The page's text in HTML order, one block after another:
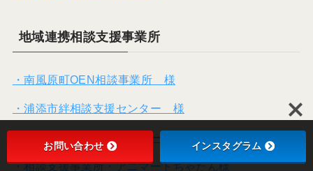
地域連携相談支援事業所
・南風原町OEN相談事業所 様
・浦添市絆相談支援センター 様
・浦添市地域サポートステーション琉球
・相談支援事業所・アニマートちゃたん様
お問い合わせ インスタグラム